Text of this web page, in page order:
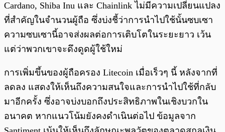
Cardano, Shiba Inu และ Chainlink ไม่มีความเปลี่ยนแปลง
ที่สำคัญในจำนวนผู้ถือ ซึ่งบ่งชี้ว่าการนำไปใช้นั้นซบเซา
ความซบเซานี้อาจส่งผลต่อการเติบโตในระยะยาว เว้น
แต่ว่าพวกเขาจะดึงดูดผู้ใช้ใหม่
การเพิ่มขึ้นของผู้ถือครอง Litecoin เมื่อเร็วๆ นี้ หลังจากที่
ลดลง แสดงให้เห็นถึงความสนใจและการนำไปใช้ที่กลับ
มาอีกครั้ง ซึ่งอาจบ่งบอกถึงประสิทธิภาพในเชิงบวกใน
อนาคต หากแนวโน้มยังคงดำเนินต่อไป ข้อมูลจาก